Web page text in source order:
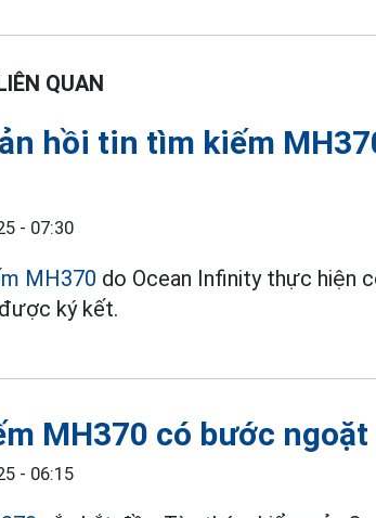
QUAN
hồi tin tìm kiếm
- 07:30
MH370 do Ocean Infinity thực hiện
ký kết.
MH370 có bước
- 06:15